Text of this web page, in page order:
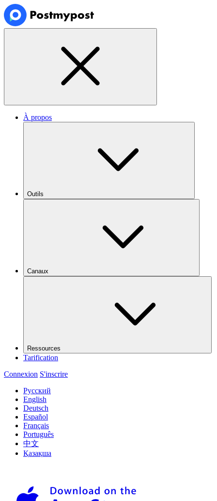
À propos
Outils
Canaux
Ressources
Tarification
Connexion S'inscrire
Русский
English
Deutsch
Español
Français
Português
中文
Қазақша